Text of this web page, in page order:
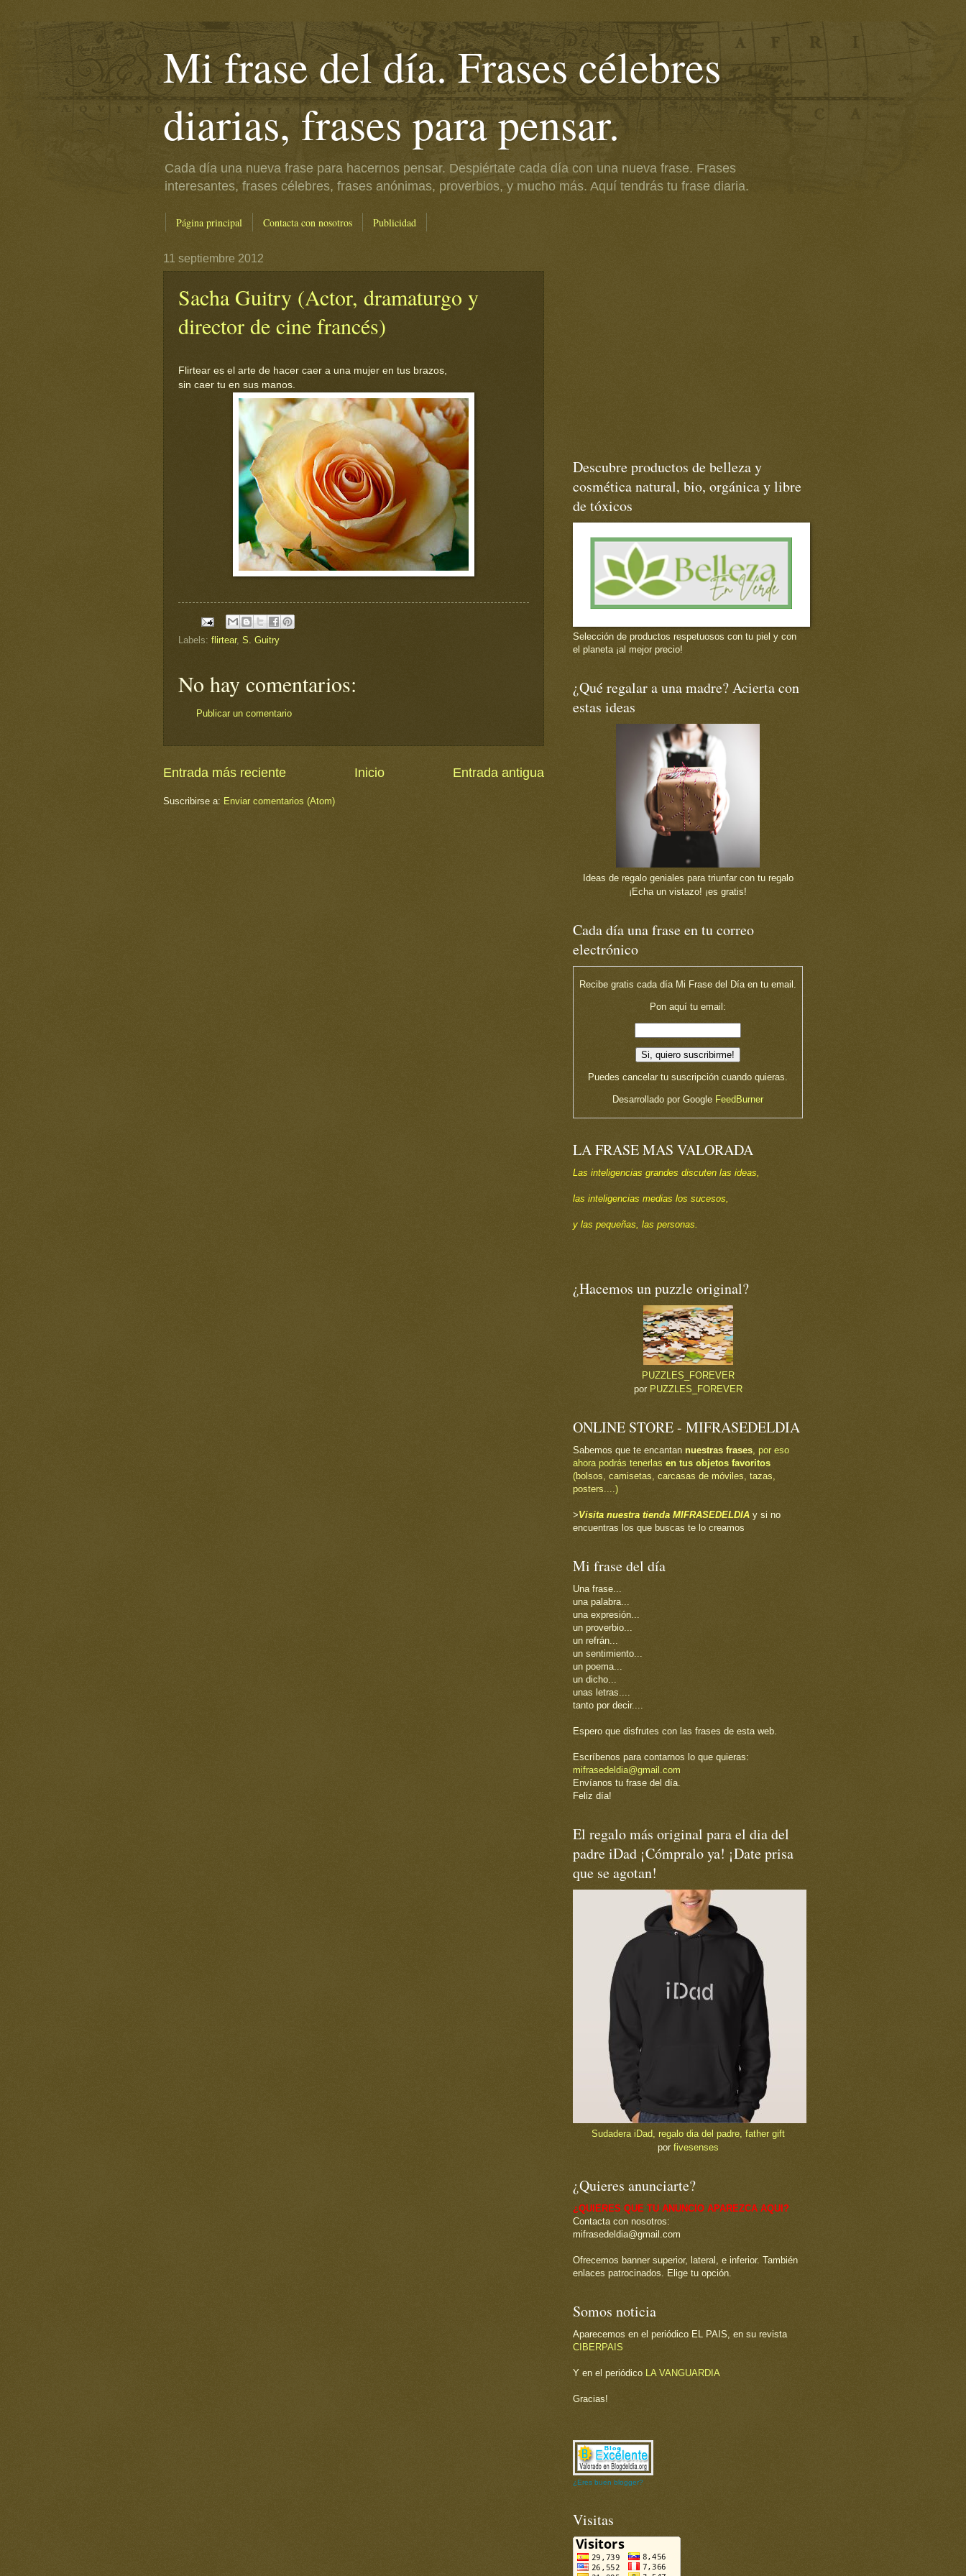
Mi frase del día. Frases célebres
diarias, frases para pensar.
Cada día una nueva frase para hacernos pensar. Despiértate cada día con una nueva frase. Frases
interesantes, frases célebres, frases anónimas, proverbios, y mucho más. Aquí tendrás tu frase diaria.
Página principal Contacta con nosotros Publicidad
11 septiembre 2012
Sacha Guitry (Actor, dramaturgo y
director de cine francés)
Flirtear es el arte de hacer caer a una mujer en tus brazos,
sin caer tu en sus manos.
Labels: flirtear, S. Guitry
No hay comentarios:
Publicar un comentario
Entrada más reciente Entrada antigua
Inicio
Suscribirse a: Enviar comentarios (Atom)
Descubre productos de belleza y
cosmética natural, bio, orgánica y libre
de tóxicos
Selección de productos respetuosos con tu piel y con
el planeta ¡al mejor precio!
¿Qué regalar a una madre? Acierta con
estas ideas
Ideas de regalo geniales para triunfar con tu regalo
¡Echa un vistazo! ¡es gratis!
Cada día una frase en tu correo
electrónico
Recibe gratis cada día Mi Frase del Día en tu email.
Pon aquí tu email:
Puedes cancelar tu suscripción cuando quieras.
Desarrollado por Google FeedBurner
LA FRASE MAS VALORADA
Las inteligencias grandes discuten las ideas,
las inteligencias medias los sucesos,
y las pequeñas, las personas.
¿Hacemos un puzzle original?
PUZZLES_FOREVER
por PUZZLES_FOREVER
ONLINE STORE - MIFRASEDELDIA
Sabemos que te encantan nuestras frases, por eso
ahora podrás tenerlas en tus objetos favoritos
(bolsos, camisetas, carcasas de móviles, tazas,
posters....)
>Visita nuestra tienda MIFRASEDELDIA y si no
encuentras los que buscas te lo creamos
Mi frase del día
Una frase...
una palabra...
una expresión...
un proverbio...
un refrán...
un sentimiento...
un poema...
un dicho...
unas letras....
tanto por decir....
Espero que disfrutes con las frases de esta web.
Escríbenos para contarnos lo que quieras:
mifrasedeldia@gmail.com
Envíanos tu frase del día.
Feliz día!
El regalo más original para el dia del
padre iDad ¡Cómpralo ya! ¡Date prisa
que se agotan!
Sudadera iDad, regalo dia del padre, father gift
por fivesenses
¿Quieres anunciarte?
¿QUIERES QUE TU ANUNCIO APAREZCA AQUI?
Contacta con nosotros:
mifrasedeldia@gmail.com
Ofrecemos banner superior, lateral, e inferior. También
enlaces patrocinados. Elige tu opción.
Somos noticia
Aparecemos en el periódico EL PAIS, en su revista
CIBERPAIS
Y en el periódico LA VANGUARDIA
Gracias!
¿Eres buen blogger?
Visitas